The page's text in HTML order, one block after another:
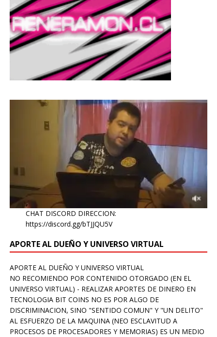
CHAT DISCORD DIRECCION:
https://discord.gg/bTJJQU5V
APORTE AL DUEÑO Y UNIVERSO VIRTUAL
APORTE AL DUEÑO Y UNIVERSO VIRTUAL
NO RECOMIENDO POR CONTENIDO OTORGADO (EN EL
UNIVERSO VIRTUAL) - REALIZAR APORTES DE DINERO EN
TECNOLOGIA BIT COINS NO ES POR ALGO DE
DISCRIMINACION, SINO "SENTIDO COMUN" Y "UN DELITO"
AL ESFUERZO DE LA MAQUINA (NEO ESCLAVITUD A
PROCESOS DE PROCESADORES Y MEMORIAS) ES UN MEDIO